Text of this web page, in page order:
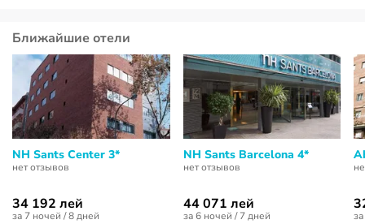
Ближайшие отели
NH Sants Center 3*
нет отзывов
34 192 лей
за 7 ночей / 8 дней
NH Sants Barcelona 4*
нет отзывов
44 071 лей
за 6 ночей / 7 дней